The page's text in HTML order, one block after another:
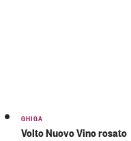
GHIGA
Volto Nuovo Vino rosato